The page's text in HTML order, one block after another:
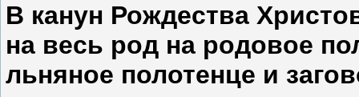
В канун Рождества
на весь род на родовое
льняное полотенце и